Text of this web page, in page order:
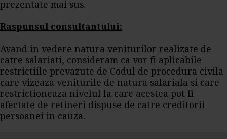
prezentate mai sus.
Raspunsul consultantului:
Avand in vedere natura veniturilor realizate de
catre salariati, consideram ca vor fi aplicabile
restrictiile prevazute de Codul de procedura civila
care vizeaza veniturile de natura salariala si care
restrictioneaza nivelul la care acestea pot fi
afectate de retineri dispuse de catre creditorii
persoanei in cauza.